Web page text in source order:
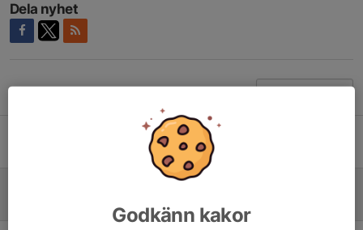
Dela nyhet
Tidigare nyheter
Afterworks säsongen 26-27
CRAMO ny bronspartner!
Godkänn kakor